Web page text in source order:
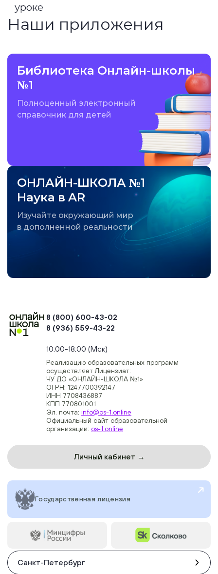
уроке
Наши приложения
Библиотека Онлайн-школы
№1
Полноценный электронный
справочник для детей
ОНЛАЙН-ШКОЛА №1
Наука в AR
Изучайте окружающий мир
в дополненной реальности
8 (800) 600-43-02
8 (936) 559-43-22
10:00-18:00 (Мск)
Реализацию образовательных программ
осуществляет Лицензиат:
ЧУ ДО «ОНЛАЙН-ШКОЛА №1»
ОГРН: 1247700392147
ИНН 7708436887
КПП 770801001
Эл. почта: info@os-1.online
Официальный сайт образовательной
организации: os-1.online
Личный кабинет →
Государственная лицензия
Санкт-Петербург